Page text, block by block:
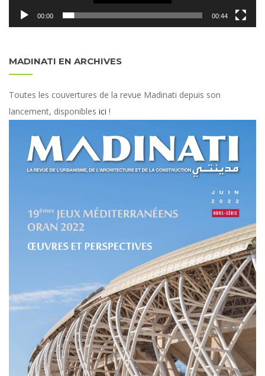
00:00 00:44
MADINATI EN ARCHIVES
Toutes les couvertures de la revue Madinati depuis son
lancement, disponibles ici !